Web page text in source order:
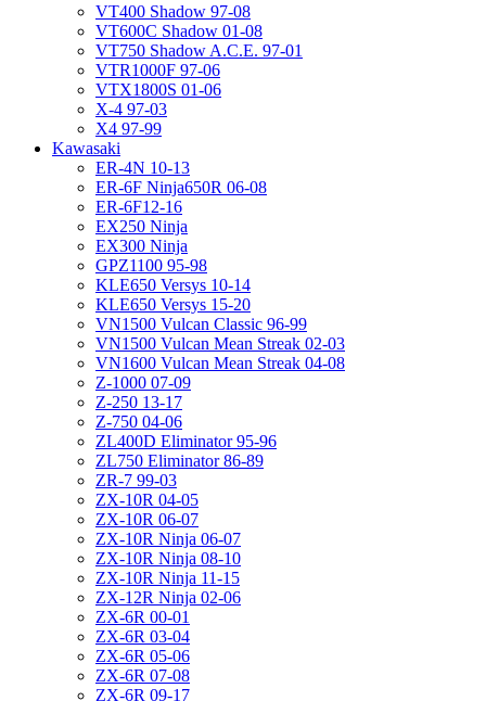
VT400 Shadow 97-08
VT600C Shadow 01-08
VT750 Shadow A.C.E. 97-01
VTR1000F 97-06
VTX1800S 01-06
X-4 97-03
X4 97-99
Kawasaki
ER-4N 10-13
ER-6F Ninja650R 06-08
ER-6F12-16
EX250 Ninja
EX300 Ninja
GPZ1100 95-98
KLE650 Versys 10-14
KLE650 Versys 15-20
VN1500 Vulcan Classic 96-99
VN1500 Vulcan Mean Streak 02-03
VN1600 Vulcan Mean Streak 04-08
Z-1000 07-09
Z-250 13-17
Z-750 04-06
ZL400D Eliminator 95-96
ZL750 Eliminator 86-89
ZR-7 99-03
ZX-10R 04-05
ZX-10R 06-07
ZX-10R Ninja 06-07
ZX-10R Ninja 08-10
ZX-10R Ninja 11-15
ZX-12R Ninja 02-06
ZX-6R 00-01
ZX-6R 03-04
ZX-6R 05-06
ZX-6R 07-08
ZX-6R 09-17